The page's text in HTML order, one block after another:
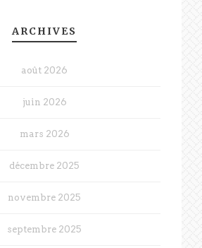
ARCHIVES
août 2026
juin 2026
mars 2026
décembre 2025
novembre 2025
septembre 2025